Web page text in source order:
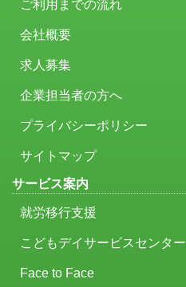
ご利用までの流れ
会社概要
求人募集
企業担当者の方へ
プライバシーポリシー
サイトマップ
サービス案内
就労移行支援
こどもデイサービスセンター
Face to Face